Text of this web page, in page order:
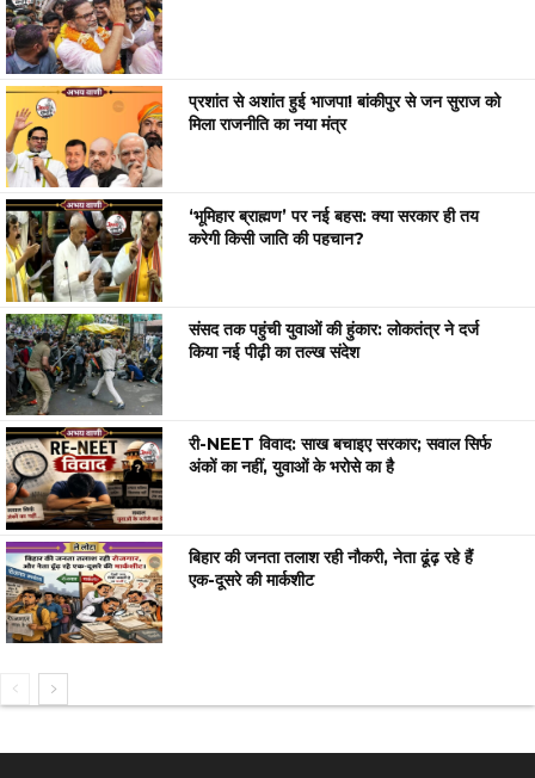
प्रशांत से अशांत हुई भाजपा! बांकीपुर से जन सुराज को
मिला राजनीति का नया मंत्र
‘भूमिहार ब्राह्मण’ पर नई बहस: क्या सरकार ही तय
करेगी किसी जाति की पहचान?
संसद तक पहुंची युवाओं की हुंकार: लोकतंत्र ने दर्ज
किया नई पीढ़ी का तल्ख संदेश
री-NEET विवाद: साख बचाइए सरकार; सवाल सिर्फ
अंकों का नहीं, युवाओं के भरोसे का है
बिहार की जनता तलाश रही नौकरी, नेता ढूंढ़ रहे हैं
एक-दूसरे की मार्कशीट